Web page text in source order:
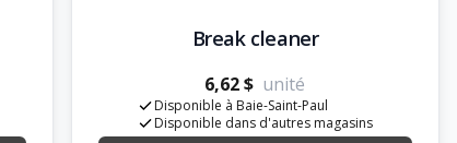
Break cleaner
6,62 $ unité
Disponible à Baie-Saint-Paul
Disponible dans d'autres magasins